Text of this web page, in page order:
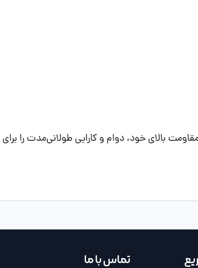
بالای خود، دوام و کارایی طولانی‌مدت را
تماس با ما